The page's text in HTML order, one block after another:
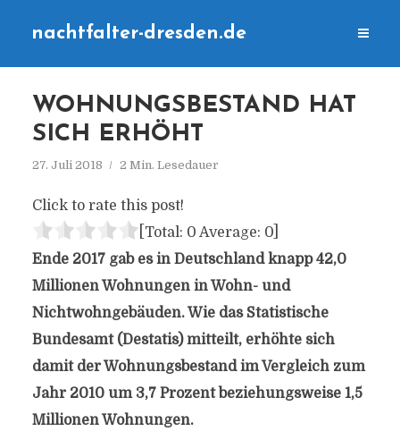
nachtfalter-dresden.de
WOHNUNGSBESTAND HAT
SICH ERHÖHT
27. Juli 2018 2 Min. Lesedauer
Click to rate this post!
[Total: 0 Average: 0]
Ende 2017 gab es in Deutschland knapp 42,0
Millionen Wohnungen in Wohn- und
Nichtwohngebäuden. Wie das Statistische
Bundesamt (Destatis) mitteilt, erhöhte sich
damit der Wohnungsbestand im Vergleich zum
Jahr 2010 um 3,7 Prozent beziehungsweise 1,5
Millionen Wohnungen.